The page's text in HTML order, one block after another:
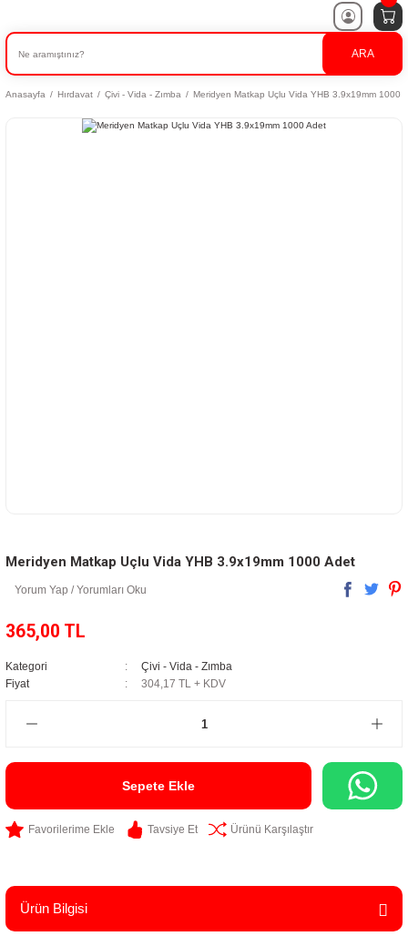
ARA
Anasayfa Hırdavat Çivi - Vida - Zımba Meridyen Matkap Uçlu Vida YHB 3.9x19mm 1000
Meridyen Matkap Uçlu Vida YHB 3.9x19mm 1000 Adet
Yorum Yap / Yorumları Oku
365,00 TL
Kategori
Çivi - Vida - Zımba
Fiyat
304,17 TL + KDV
Sepete Ekle
Tavsiye Et Ürünü Karşılaştır
Ürün Bilgisi